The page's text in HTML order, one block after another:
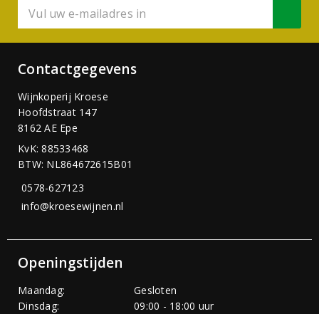
Contactgegevens
Wijnkoperij Kroese
Hoofdstraat 147
8162 AE Epe
KvK: 88533468
BTW: NL864672615B01
0578-627123
info@kroesewijnen.nl
Openingstijden
Maandag:
Gesloten
Dinsdag:
09:00 - 18:00 uur